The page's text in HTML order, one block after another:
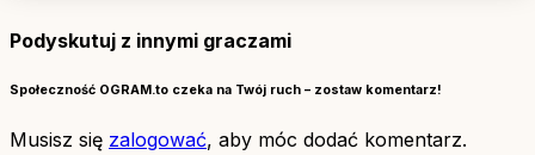
Podyskutuj z innymi graczami
Społeczność OGRAM.to czeka na Twój ruch – zostaw komentarz!
Musisz się zalogować, aby móc dodać komentarz.